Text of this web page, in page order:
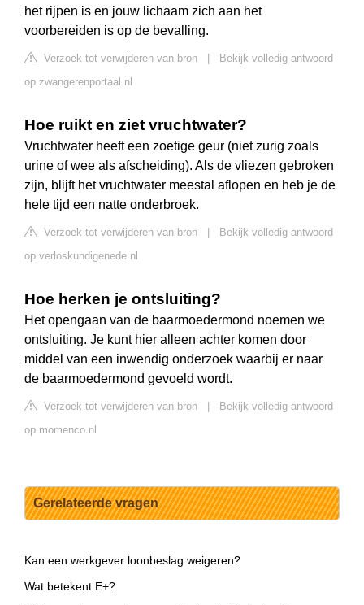
het rijpen is en jouw lichaam zich aan het
voorbereiden is op de bevalling.
Verzoek tot verwijderen van bron
Bekijk volledig antwoord
op zwangerenportaal.nl
Hoe ruikt en ziet vruchtwater?
Vruchtwater heeft een zoetige geur (niet zurig zoals
urine of wee als afscheiding). Als de vliezen gebroken
zijn, blijft het vruchtwater meestal aflopen en heb je de
hele tijd een natte onderbroek.
Verzoek tot verwijderen van bron
Bekijk volledig antwoord
op verloskundigenede.nl
Hoe herken je ontsluiting?
Het opengaan van de baarmoedermond noemen we
ontsluiting. Je kunt hier alleen achter komen door
middel van een inwendig onderzoek waarbij er naar
de baarmoedermond gevoeld wordt.
Verzoek tot verwijderen van bron
Bekijk volledig antwoord
op momenco.nl
Gerelateerde vragen
Kan een werkgever loonbeslag weigeren?
Wat betekent E+?